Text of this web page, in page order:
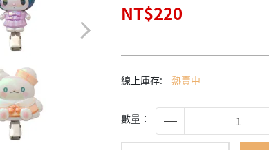
NT$220
線上庫存: 熱賣中
數量：